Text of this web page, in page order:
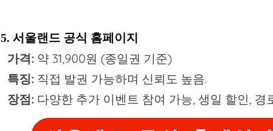
5. 서울랜드 공식 홈페이지
가격: 약 31,900원 (종일권 기준)
특징: 직접 발권 가능하며 신뢰도 높음.
장점: 다양한 추가 이벤트 참여 가능, 생일 할인, 경